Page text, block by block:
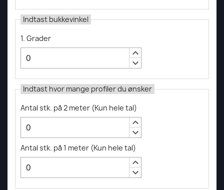
Indtast bukkevinkel
1. Grader
keyboard_arrow_up
keyboard_arrow_down
Indtast hvor mange profiler du ønsker
Antal stk. på 2 meter (Kun hele tal)
keyboard_arrow_up
keyboard_arrow_down
Antal stk. på 1 meter (Kun hele tal)
keyboard_arrow_up
keyboard_arrow_down